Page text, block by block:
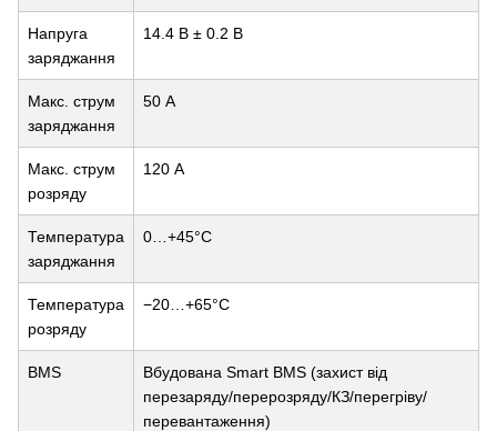
Напруга
заряджання
14.4 В ± 0.2 В
Макс. струм
заряджання
50 А
Макс. струм
розряду
120 А
Температура
заряджання
0…+45°C
Температура
розряду
−20…+65°C
BMS
Вбудована Smart BMS (захист від
перезаряду/перерозряду/КЗ/перегріву/
перевантаження)